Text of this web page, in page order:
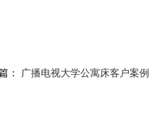
： 广播电视大学公寓床客户案例